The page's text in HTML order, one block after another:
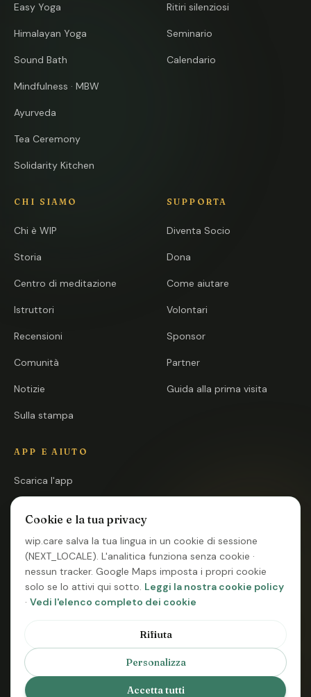
Easy Yoga
Himalayan Yoga
Sound Bath
Mindfulness · MBW
Ayurveda
Tea Ceremony
Solidarity Kitchen
Ritiri silenziosi
Seminario
Calendario
CHI SIAMO
Chi è WIP
Storia
Centro di meditazione
Istruttori
Recensioni
Comunità
Notizie
Sulla stampa
SUPPORTA
Diventa Socio
Dona
Come aiutare
Volontari
Sponsor
Partner
Guida alla prima visita
APP E AIUTO
Scarica l'app
Contatti
Stato del sistema
© 2026 Asociación Cultural y Deportiva WIP · A Walk In the Park ·
Maspalomas, Gran Canaria
TerminiPrivacyCookieNote legaliPreferenze cookie
Cookie e la tua privacy
wip.care salva la tua lingua in un cookie di sessione
(NEXT_LOCALE). L'analitica funziona senza cookie ·
nessun tracker. Google Maps imposta i propri cookie
solo se lo attivi qui sotto. Leggi la nostra cookie policy
· Vedi l'elenco completo dei cookie
Rifiuta
Personalizza
Accetta tutti